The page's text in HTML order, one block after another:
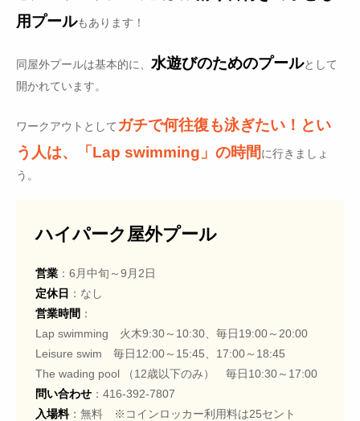
用プールもあります！
同屋外プールは基本的に、 水遊びのためのプールとして
開かれています。
ワークアウトとして ガチで何往復も泳ぎたい！とい
う人は、「Lap swimming」の時間に行きましょ
う。
ハイパーク屋外プール
営業 ：6月中旬～9月2日
定休日 ：なし
営業時間 ：
Lap swimming 火木9:30～10:30、毎日19:00～20:00
Leisure swim 毎日12:00～15:45、17:00～18:45
The wading pool （12歳以下のみ） 毎日10:30～17:00
問い合わせ ：416-392-7807
入場料：無料 ※コインロッカー利用料は25セント